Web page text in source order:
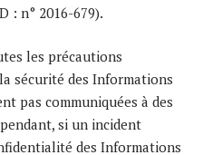
: n° 2016-679).
les précautions
sécurité des Informations
pas communiquées à des
si un incident
des Informations